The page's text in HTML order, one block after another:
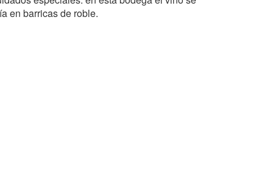
en barricas de roble.